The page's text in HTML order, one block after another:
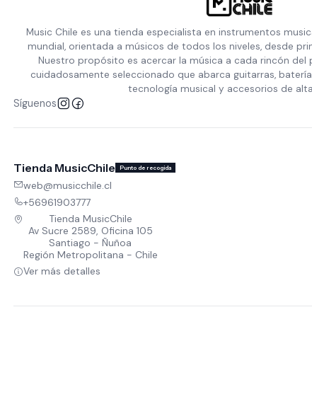
Music Chile es una tienda especialista en instrumentos
mundial, orientada a músicos de todos los niveles, desde
Nuestro propósito es acercar la música a cada rincón del
cuidadosamente seleccionado que abarca guitarras,
tecnología musical y accesorios de
Síguenos
Tienda MusicChile Punto de recogida
web@musicchile.cl
+56961903777
Tienda MusicChile
Av Sucre 2589, Oficina 105
Santiago - Ñuñoa
Región Metropolitana - Chile
Ver más detalles